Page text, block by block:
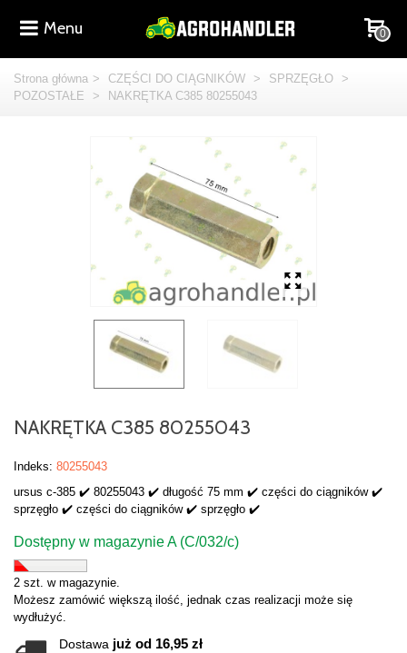
Menu 0
Strona główna > CZĘŚCI DO CIĄGNIKÓW > SPRZĘGŁO
>
POZOSTAŁE
> NAKRĘTKA C385 80255043
NAKRĘTKA C385 80255043
Indeks: 80255043
ursus c-385 ✔️ 80255043 ✔️ długość 75 mm ✔️ części do ciągników ✔️
sprzęgło ✔️ części do ciągników ✔️ sprzęgło ✔️
Dostępny w magazynie A (C/032/c)
2 szt. w magazynie.
Możesz zamówić większą ilość, jednak czas realizacji może się
wydłużyć.
Dostawa już od 16,95 zł